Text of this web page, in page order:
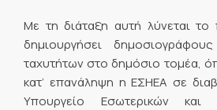
Με τη διάταξη αυτή λύνεται
δημιουργήσει
ταχυτήτων στο δημόσιο τομέα,
κατ’ επανάληψη η ΕΣΗΕΑ σε
Υπουργείο Εσωτερικών